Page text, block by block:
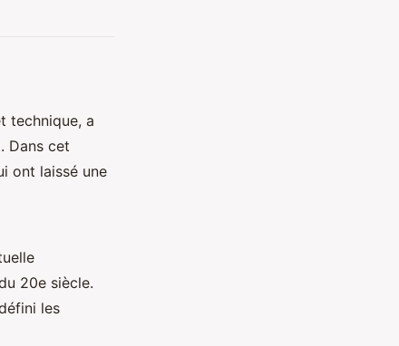
technique, a
Dans cet
ont laissé une
20e siècle.
les